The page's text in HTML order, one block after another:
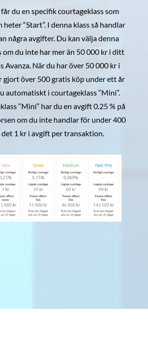
du en specifik courtageklass som
“Start”. I denna klass så handlar
några avgifter. Du kan välja denna
om du inte har mer än 50 000 kr i ditt
Avanza. När du har över 50 000 kr i
gjort över 500 gratis köp under ett år
automatiskt i courtageklass “Mini”.
“Mini” har du en avgift 0.25 % på
om du inte handlar för under 400
det 1 kr i avgift per transaktion.